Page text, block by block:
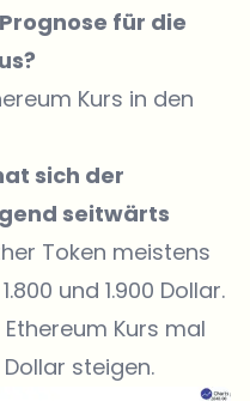
für die
Kurs in den
sich der
seitwärts
Token meistens
und 1.900 Dollar.
Kurs mal
steigen.